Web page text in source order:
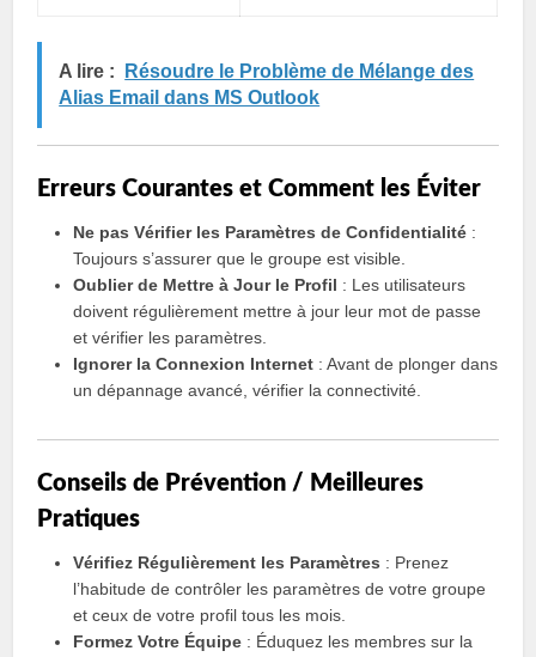
A lire :
Résoudre le Problème de Mélange des
Alias Email dans MS Outlook
Erreurs Courantes et Comment les Éviter
Ne pas Vérifier les Paramètres de Confidentialité :
Toujours s’assurer que le groupe est visible.
Oublier de Mettre à Jour le Profil : Les utilisateurs
doivent régulièrement mettre à jour leur mot de passe
et vérifier les paramètres.
Ignorer la Connexion Internet : Avant de plonger dans
un dépannage avancé, vérifier la connectivité.
Conseils de Prévention / Meilleures
Pratiques
Vérifiez Régulièrement les Paramètres : Prenez
l’habitude de contrôler les paramètres de votre groupe
et ceux de votre profil tous les mois.
Formez Votre Équipe : Éduquez les membres sur la